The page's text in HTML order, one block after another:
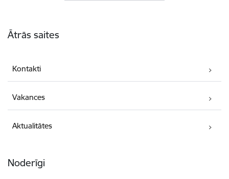
Ātrās saites
Kontakti
Vakances
Aktualitātes
Noderīgi